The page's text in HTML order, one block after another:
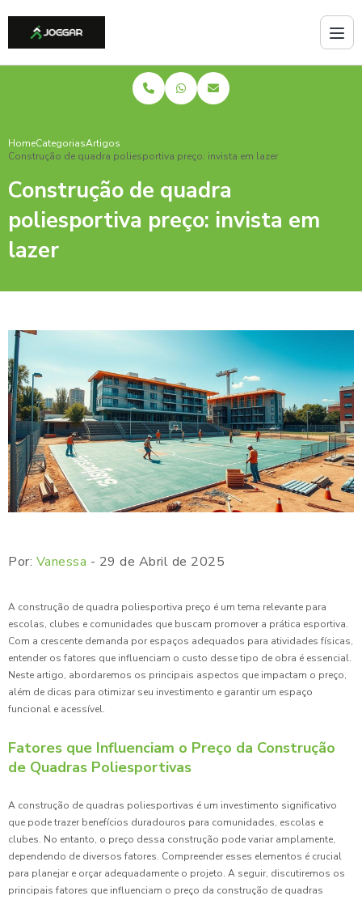
HomeCategoriasArtigos
Construção de quadra poliesportiva preço: invista em lazer
Construção de quadra
poliesportiva preço: invista em
lazer
Por: Vanessa - 29 de Abril de 2025
A construção de quadra poliesportiva preço é um tema relevante para
escolas, clubes e comunidades que buscam promover a prática esportiva.
Com a crescente demanda por espaços adequados para atividades físicas,
entender os fatores que influenciam o custo desse tipo de obra é essencial.
Neste artigo, abordaremos os principais aspectos que impactam o preço,
além de dicas para otimizar seu investimento e garantir um espaço
funcional e acessível.
Fatores que Influenciam o Preço da Construção
de Quadras Poliesportivas
A construção de quadras poliesportivas é um investimento significativo
que pode trazer benefícios duradouros para comunidades, escolas e
clubes. No entanto, o preço dessa construção pode variar amplamente,
dependendo de diversos fatores. Compreender esses elementos é crucial
para planejar e orçar adequadamente o projeto. A seguir, discutiremos os
principais fatores que influenciam o preço da construção de quadras